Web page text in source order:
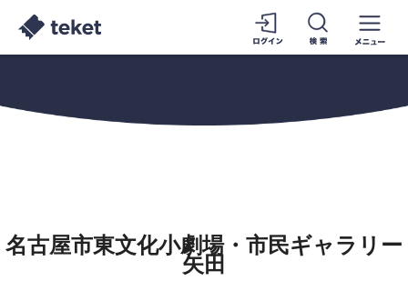
名古屋市東文化小劇場・市民ギャラリー
矢田